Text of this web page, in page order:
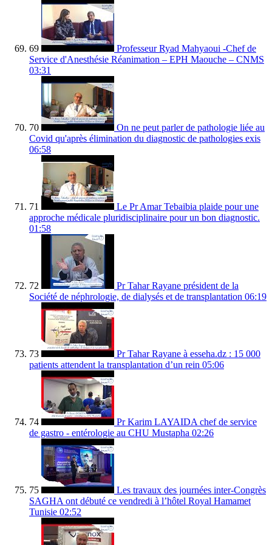
69
Professeur Ryad Mahyaoui -Chef de
Service d'Anesthésie Réanimation – EPH Maouche – CNMS
03:31
70
On ne peut parler de pathologie liée au
Covid qu'après élimination du diagnostic de pathologies exis
06:58
71
Le Pr Amar Tebaibia plaide pour une
approche médicale pluridisciplinaire pour un bon diagnostic.
01:58
72
Pr Tahar Rayane président de la
Société de néphrologie, de dialysés et de transplantation 06:19
73
Pr Tahar Rayane à esseha.dz : 15 000
patients attendent la transplantation d’un rein 05:06
74
Pr Karim LAYAIDA chef de service
de gastro - entérologie au CHU Mustapha 02:26
75
Les travaux des journées inter-Congrès
SAGHA ont débuté ce vendredi à l’hôtel Royal Hamamet
Tunisie 02:52